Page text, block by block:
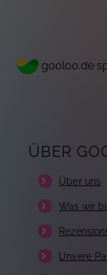
gooloo.de
ÜBER
Über uns
Was wir
Unsere